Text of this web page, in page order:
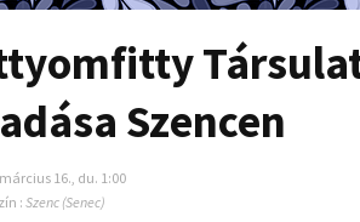
Szencen
16., du. 1:00
:Szenc (Senec)